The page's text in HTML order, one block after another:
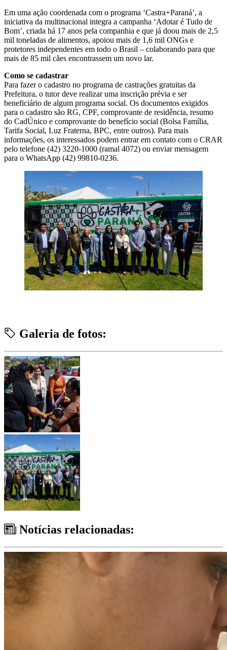
Em uma ação coordenada com o programa ‘Castra+Paraná’, a
iniciativa da multinacional integra a campanha ‘Adotar é Tudo de
Bom’, criada há 17 anos pela companhia e que já doou mais de 2,5
mil toneladas de alimentos, apoiou mais de 1,6 mil ONGs e
protetores independentes em todo o Brasil – colaborando para que
mais de 85 mil cães encontrassem um novo lar.
Como se cadastrar
Para fazer o cadastro no programa de castrações gratuitas da
Prefeitura, o tutor deve realizar uma inscrição prévia e ser
beneficiário de algum programa social. Os documentos exigidos
para o cadastro são RG, CPF, comprovante de residência, resumo
do CadÚnico e comprovante do benefício social (Bolsa Família,
Tarifa Social, Luz Fraterna, BPC, entre outros). Para mais
informações, os interessados podem entrar em contato com o CRAR
pelo telefone (42) 3220-1000 (ramal 4072) ou enviar mensagem
para o WhatsApp (42) 99810-0236.
Galeria de fotos:
Notícias relacionadas: